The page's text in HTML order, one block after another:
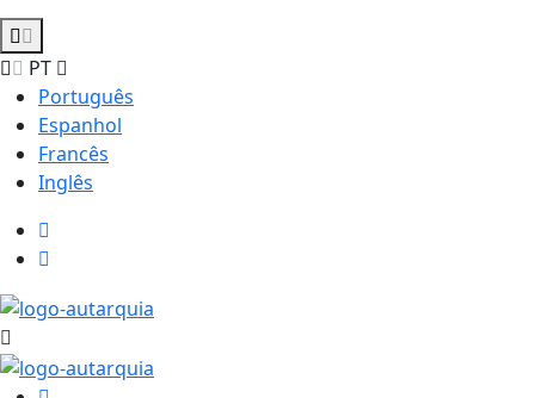
PT
Português
Espanhol
Francês
Inglês